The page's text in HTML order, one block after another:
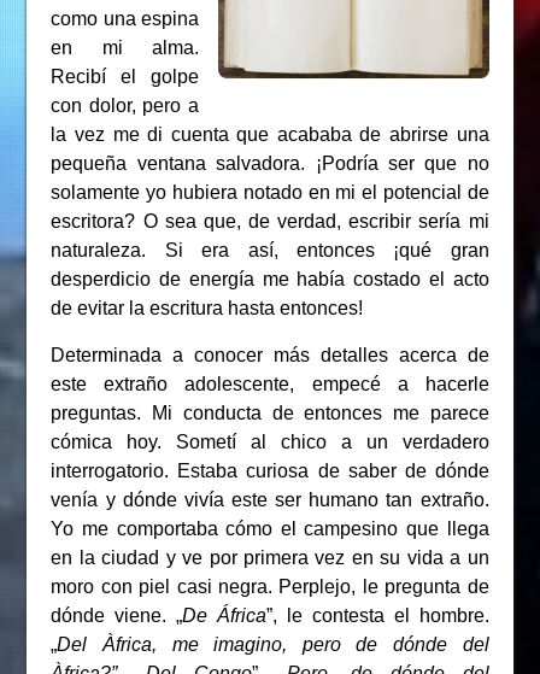
como una espina
en mi alma.
Recibí el golpe
con dolor, pero a
la vez me di cuenta que acababa de abrirse una
pequeña ventana salvadora. ¡Podría ser que no
solamente yo hubiera notado en mi el potencial de
escritora? O sea que, de verdad, escribir sería mi
naturaleza. Si era así, entonces ¡qué gran
desperdicio de energía me había costado el acto
de evitar la escritura hasta entonces!
Determinada a conocer más detalles acerca de
este extraño adolescente, empecé a hacerle
preguntas. Mi conducta de entonces me parece
cómica hoy. Sometí al chico a un verdadero
interrogatorio. Estaba curiosa de saber de dónde
venía y dónde vivía este ser humano tan extraño.
Yo me comportaba cómo el campesino que llega
en la ciudad y ve por primera vez en su vida a un
moro con piel casi negra. Perplejo, le pregunta de
dónde viene. „De África”, le contesta el hombre.
„Del Àfrica, me imagino, pero de dónde del